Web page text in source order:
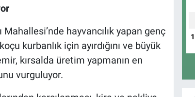
hayvancılık yapan genç
kurbanlık için ayırdığını ve büyük
kırsalda üretim yapmanın en
vurguluyor.